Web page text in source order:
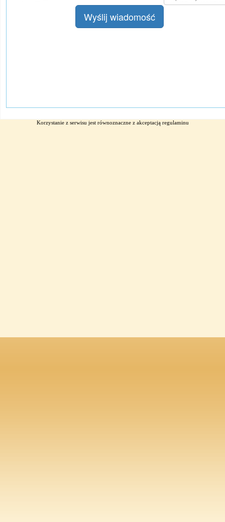
Korzystanie z serwisu jest równoznaczne z akceptacją regulaminu